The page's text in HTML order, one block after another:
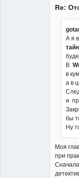
Re:
А я
В
в
а в
и
бы
Ну
Моя
при
Сначала